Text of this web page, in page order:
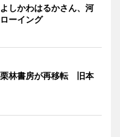
しかわはるかさん、河
ーイング
林書房が再移転 旧本